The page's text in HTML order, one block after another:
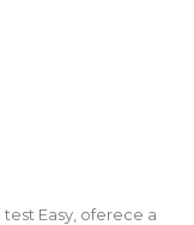
Easy, oferece a